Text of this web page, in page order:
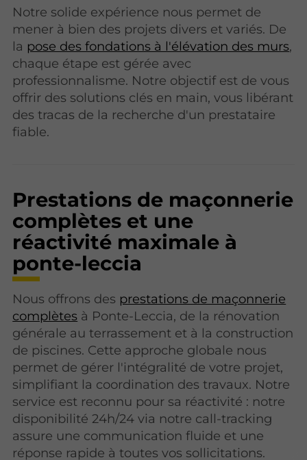
Notre solide expérience nous permet de
mener à bien des projets divers et variés. De
la pose des fondations à l'élévation des murs,
chaque étape est gérée avec
professionnalisme. Notre objectif est de vous
offrir des solutions clés en main, vous libérant
des tracas de la recherche d'un prestataire
fiable.
Prestations de maçonnerie
complètes et une
réactivité maximale à
ponte-leccia
Nous offrons des prestations de maçonnerie
complètes à Ponte-Leccia, de la rénovation
générale au terrassement et à la construction
de piscines. Cette approche globale nous
permet de gérer l'intégralité de votre projet,
simplifiant la coordination des travaux. Notre
service est reconnu pour sa réactivité : notre
disponibilité 24h/24 via notre call-tracking
assure une communication fluide et une
réponse rapide à toutes vos sollicitations.